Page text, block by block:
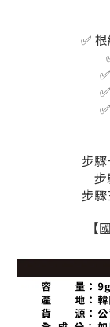
✅
步
步
【